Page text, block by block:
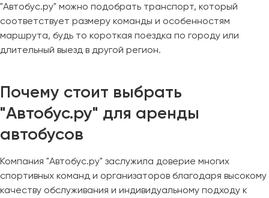
"Автобус.ру" можно подобрать транспорт, который
соответствует размеру команды и особенностям
маршрута, будь то короткая поездка по городу или
длительный выезд в другой регион.
Почему стоит выбрать
"Автобус.ру" для аренды
автобусов
Компания "Автобус.ру" заслужила доверие многих
спортивных команд и организаторов благодаря высокому
качеству обслуживания и индивидуальному подходу к